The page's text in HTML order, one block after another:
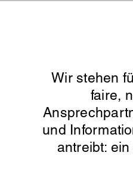
Wir stehen
faire,
und
antreibt: